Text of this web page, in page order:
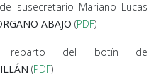
susecretario Mariano Lucas
ABAJO (PDF)
reparto del botín de
(PDF)